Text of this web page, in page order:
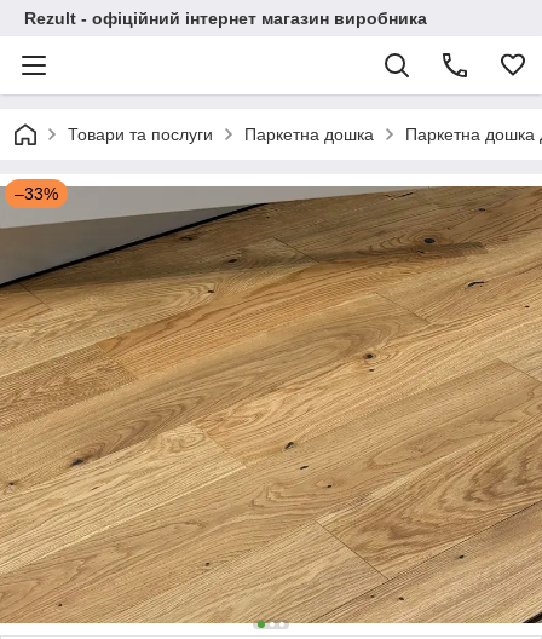
Rezult - офіційний інтернет магазин виробника
Товари та послуги Паркетна дошка Паркетна дошка
–33%